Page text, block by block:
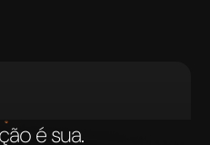
é sua.